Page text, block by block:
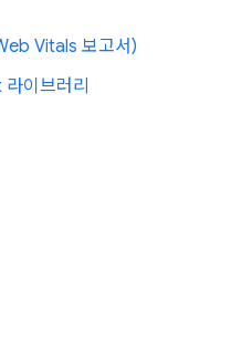
Vitals 보고서)
이브러리